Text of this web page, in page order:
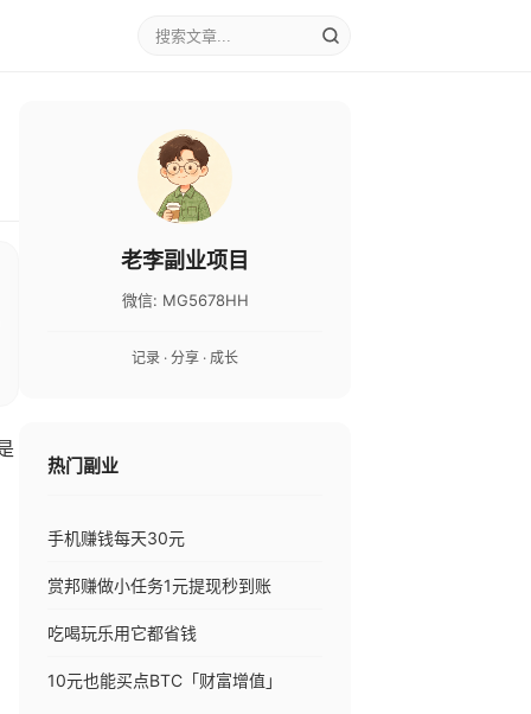
老李副业项目
微信: MG5678HH
记录 · 分享 · 成长
热门副业
手机赚钱每天30元
赏邦赚做小任务1元提现秒到账
吃喝玩乐用它都省钱
10元也能买点BTC「财富增值」